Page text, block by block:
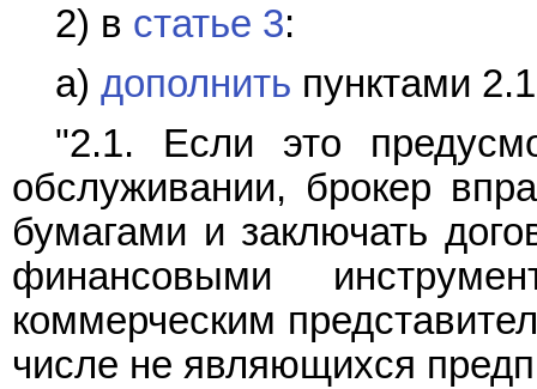
2) в статье 3:
а) дополнить пунктами
"2.1. Если это
обслуживании, брокер
бумагами и заключать
финансовыми
коммерческим
числе не являющихся